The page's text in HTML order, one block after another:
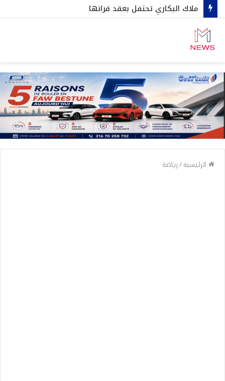
ملاك البكاري تحتفل بعقد قرانها
الرئيسية/رياضة